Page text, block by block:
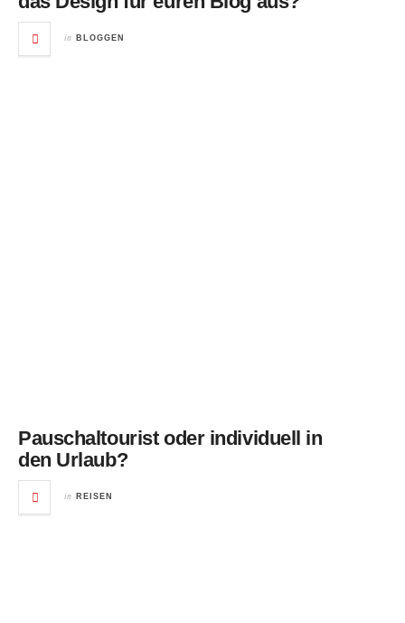
in BLOGGEN
Pauschaltourist oder individuell in
den Urlaub?
in REISEN